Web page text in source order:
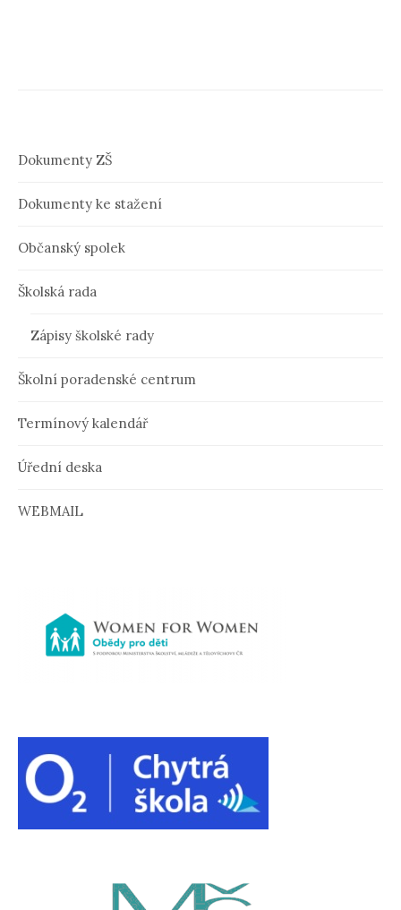
Dokumenty ZŠ
Dokumenty ke stažení
Občanský spolek
Školská rada
Zápisy školské rady
Školní poradenské centrum
Termínový kalendář
Úřední deska
WEBMAIL